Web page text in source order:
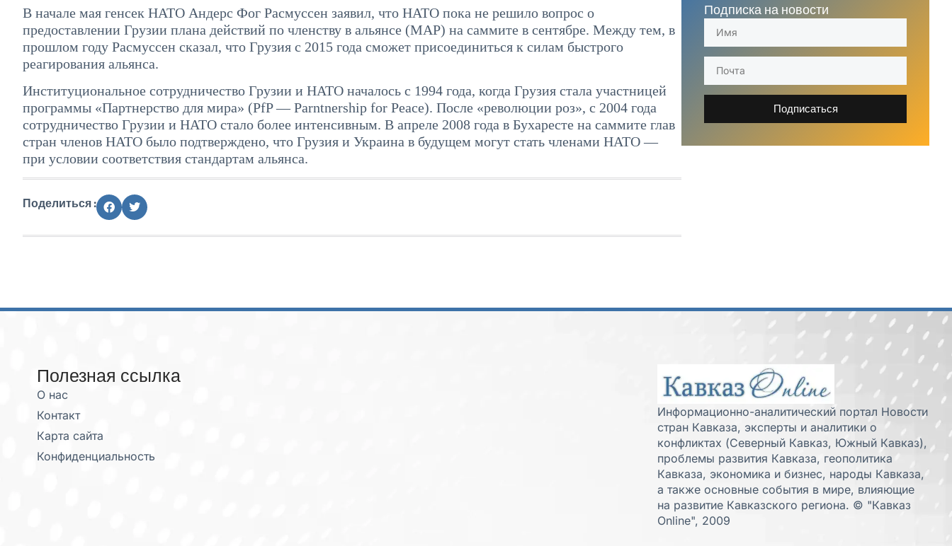
В начале мая генсек НАТО Андерс Фог Расмуссен заявил, что НАТО пока не решило вопрос о
предоставлении Грузии плана действий по членству в альянсе (MAP) на саммите в сентябре. Между тем, в
прошлом году Расмуссен сказал, что Грузия с 2015 года сможет присоединиться к силам быстрого
реагирования альянса.
Институциональное сотрудничество Грузии и НАТО началось с 1994 года, когда Грузия стала участницей
программы «Партнерство для мира» (PfP — Parntnership for Peace). После «революции роз», с 2004 года
сотрудничество Грузии и НАТО стало более интенсивным. В апреле 2008 года в Бухаресте на саммите глав
стран членов НАТО было подтверждено, что Грузия и Украина в будущем могут стать членами НАТО —
при условии соответствия стандартам альянса.
Поделиться :
Подписка на новости
Подписаться
Полезная ссылка
О нас
Контакт
Карта сайта
Конфиденциальность
Информационно-аналитический портал Новости
стран Кавказа, эксперты и аналитики о
конфликтах (Северный Кавказ, Южный Кавказ),
проблемы развития Кавказа, геополитика
Кавказа, экономика и бизнес, народы Кавказа,
а также основные события в мире, влияющие
на развитие Кавказского региона. © "Кавказ
Online", 2009